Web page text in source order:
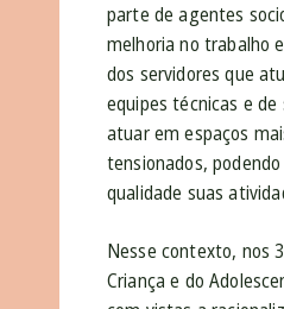
parte de agentes
melhoria no trabalho
dos servidores que
equipes técnicas e
atuar em espaços
tensionados,
qualidade suas
Nesse contexto, nos
Criança e do